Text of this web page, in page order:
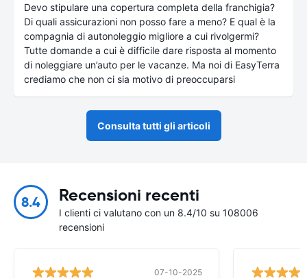
Devo stipulare una copertura completa della franchigia?
Di quali assicurazioni non posso fare a meno? E qual è la
compagnia di autonoleggio migliore a cui rivolgermi?
Tutte domande a cui è difficile dare risposta al momento
di noleggiare un’auto per le vacanze. Ma noi di EasyTerra
crediamo che non ci sia motivo di preoccuparsi
Consulta tutti gli articoli
8.4 Recensioni recenti
I clienti ci valutano con un 8.4/10 su 108006
recensioni
07-10-2025